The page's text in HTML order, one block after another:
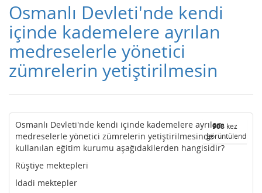
Osmanlı Devleti'nde kendi
içinde kademelere ayrılan
medreselerle yönetici
zümrelerin yetiştirilmesin
908 kez
görüntülendi
Osmanlı Devleti'nde kendi içinde kademelere ayrılan
medreselerle yönetici zümrelerin yetiştirilmesinde
kullanılan eğitim kurumu aşağıdakilerden hangisidir?
Rüştiye mektepleri
İdadi mektepler